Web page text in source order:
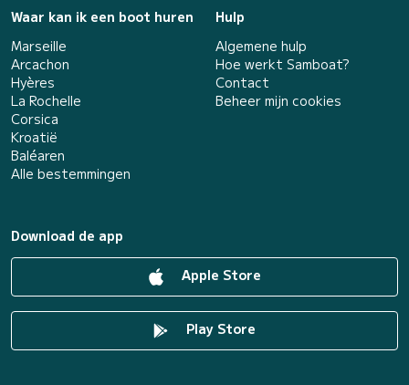
Waar kan ik een boot huren
Marseille
Arcachon
Hyères
La Rochelle
Corsica
Kroatië
Baléaren
Alle bestemmingen
Hulp
Algemene hulp
Hoe werkt Samboat?
Contact
Beheer mijn cookies
Download de app
Apple Store
Play Store